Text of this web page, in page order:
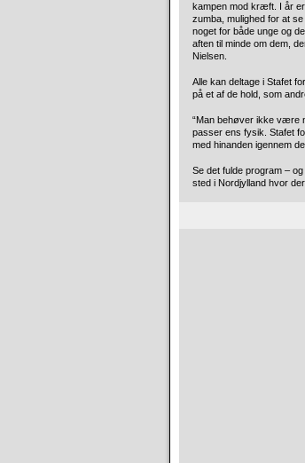
kampen mod kræft. I år
zumba, mulighed for at
noget for både unge og
aften til minde om dem,
Nielsen.
Alle kan deltage i Stafet
på et af de hold, som
“Man behøver ikke være
passer ens fysik. Stafet
med hinanden igennem
Se det fulde program –
sted i Nordjylland hvor